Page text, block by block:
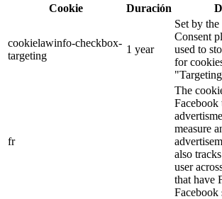
Cookie
Duración
cookielawinfo-checkbox-
targeting
1 year
Set by
Consent
used to
for
fr
The
Facebook
measure
also
user
that have
Facebook